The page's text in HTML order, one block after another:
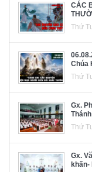
CÁC
Thứ
Chúa
Thứ
Gx.
Thứ
Gx.
khấn-